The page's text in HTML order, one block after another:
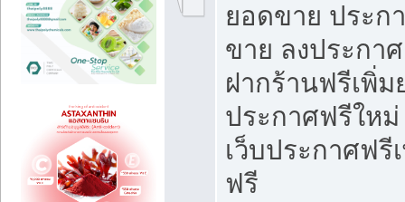
ยอดขาย ประก
ขาย ลงประกา
ฝากร้านฟรีเพิ่ม
ประกาศฟรีให
เว็บประกาศฟรี
ฟรี